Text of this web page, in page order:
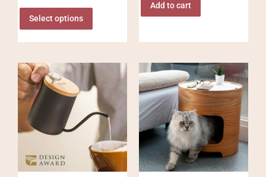
Select options
Add to cart